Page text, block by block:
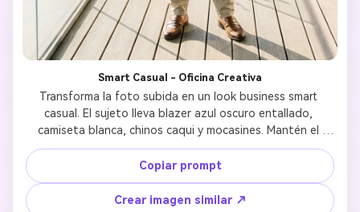
Smart Casual - Oficina Creativa
Transforma la foto subida en un look business smart
casual. El sujeto lleva blazer azul oscuro entallado,
camiseta blanca, chinos caqui y mocasines. Mantén el
rostro sin cambios y profesional. Fondo: Lobby de oficina
moderna o terraza con luz clara de mañana, ideal para
profesional creativo.
Copiar prompt
Crear imagen similar ↗